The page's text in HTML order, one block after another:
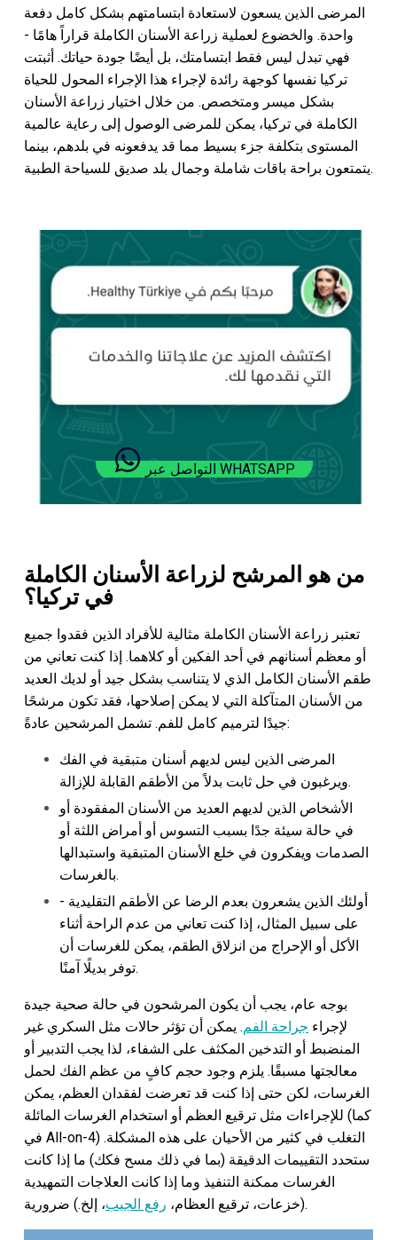
المرضى الذين يسعون لاستعادة ابتسامتهم بشكل كامل دفعة
واحدة. والخضوع لعملية زراعة الأسنان الكاملة قراراً هامًا -
فهي تبدل ليس فقط ابتسامتك، بل أيضًا جودة حياتك. أثبتت
تركيا نفسها كوجهة رائدة لإجراء هذا الإجراء المحول للحياة
بشكل ميسر ومتخصص. من خلال اختيار زراعة الأسنان
الكاملة في تركيا، يمكن للمرضى الوصول إلى رعاية عالمية
المستوى بتكلفة جزء بسيط مما قد يدفعونه في بلدهم، بينما
يتمتعون براحة باقات شاملة وجمال بلد صديق للسياحة الطبية.
التواصل عبر WHATSAPP
من هو المرشح لزراعة الأسنان الكاملة
في تركيا؟
تعتبر زراعة الأسنان الكاملة مثالية للأفراد الذين فقدوا جميع
أو معظم أسنانهم في أحد الفكين أو كلاهما. إذا كنت تعاني من
طقم الأسنان الكامل الذي لا يتناسب بشكل جيد أو لديك العديد
من الأسنان المتآكلة التي لا يمكن إصلاحها، فقد تكون مرشحًا
جيدًا لترميم كامل للفم. تشمل المرشحين عادةً:
المرضى الذين ليس لديهم أسنان متبقية في الفك
ويرغبون في حل ثابت بدلاً من الأطقم القابلة للإزالة.
الأشخاص الذين لديهم العديد من الأسنان المفقودة أو
في حالة سيئة جدًا بسبب التسوس أو أمراض اللثة أو
الصدمات ويفكرون في خلع الأسنان المتبقية واستبدالها
بالغرسات.
أولئك الذين يشعرون بعدم الرضا عن الأطقم التقليدية -
على سبيل المثال، إذا كنت تعاني من عدم الراحة أثناء
الأكل أو الإحراج من انزلاق الطقم، يمكن للغرسات أن
توفر بديلًا آمنًا.
بوجه عام، يجب أن يكون المرشحون في حالة صحية جيدة
لإجراء جراحة الفم. يمكن أن تؤثر حالات مثل السكري غير
المنضبط أو التدخين المكثف على الشفاء، لذا يجب التدبير أو
معالجتها مسبقًا. يلزم وجود حجم كافٍ من عظم الفك لحمل
الغرسات، لكن حتى إذا كنت قد تعرضت لفقدان العظم، يمكن
للإجراءات مثل ترقيع العظم أو استخدام الغرسات المائلة (كما
في All-on-4) التغلب في كثير من الأحيان على هذه المشكلة.
ستحدد التقييمات الدقيقة (بما في ذلك مسح فكك) ما إذا كانت
الغرسات ممكنة التنفيذ وما إذا كانت العلاجات التمهيدية
(خزعات، ترقيع العظام، رفع الجيب ، إلخ.) ضرورية.